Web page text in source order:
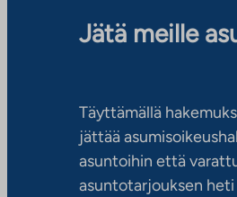
Jätä meille
Täyttämällä
jättää
asuntoihin että
asuntotarjouksen